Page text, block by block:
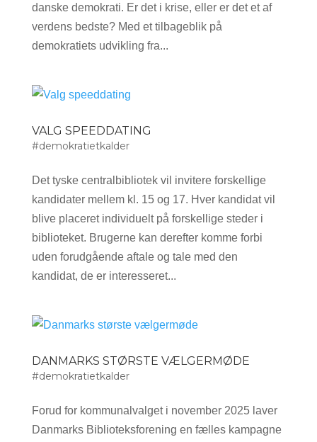
danske demokrati. Er det i krise, eller er det et af
verdens bedste? Med et tilbageblik på
demokratiets udvikling fra...
VALG SPEEDDATING
#demokratietkalder
Det tyske centralbibliotek vil invitere forskellige
kandidater mellem kl. 15 og 17. Hver kandidat vil
blive placeret individuelt på forskellige steder i
biblioteket. Brugerne kan derefter komme forbi
uden forudgående aftale og tale med den
kandidat, de er interesseret...
DANMARKS STØRSTE VÆLGERMØDE
#demokratietkalder
Forud for kommunalvalget i november 2025 laver
Danmarks Biblioteksforening en fælles kampagne